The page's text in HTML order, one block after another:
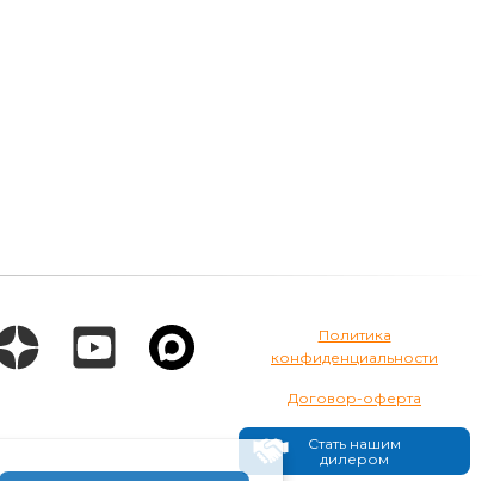
Политика
конфиденциальности
Договор-оферта
Стать нашим
дилером